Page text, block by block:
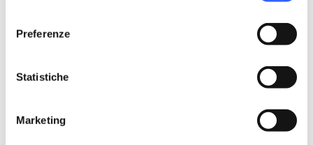
Preferenze
Statistiche
Marketing